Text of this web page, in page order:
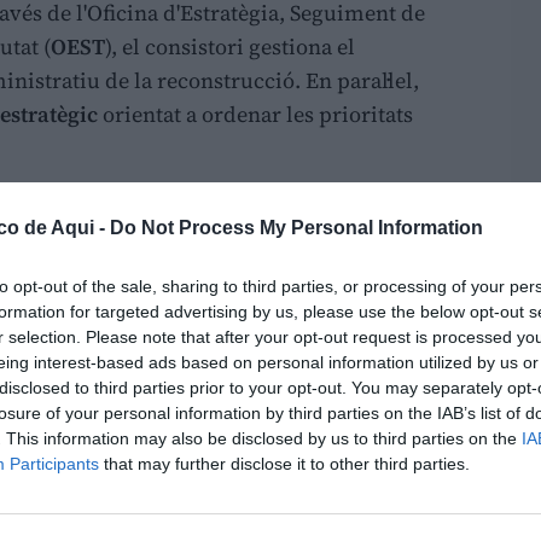
de Aqui - Do Not Process My Personal Information
opt-out of the sale, sharing to third parties, or processing of your
for targeted advertising by us, please use the below opt-out
selection. Please note that after your opt-out request is processed
interest-based ads based on personal information utilized by us
to third parties prior to your opt-out. You may separately
of your personal information by third parties on the IAB’s list of
This information may also be disclosed by us to third parties on the
Participants that may further disclose it to other third parties.
de l'Oficina d'Estratègia, Seguiment de
(OEST), el consistori gestiona el
de la reconstrucció. En paral·lel,
orientat a ordenar les prioritats
una ferramenta transversal per a la posada
recursos interdepartamentals i la
en tasques concretes
amb
enfront del treball aïllat
de treball estable en el qual intervenen
tècniques, Secretaria i els diferents
la matèria. Esta estructura permet
tècnica, econòmica, jurídica i